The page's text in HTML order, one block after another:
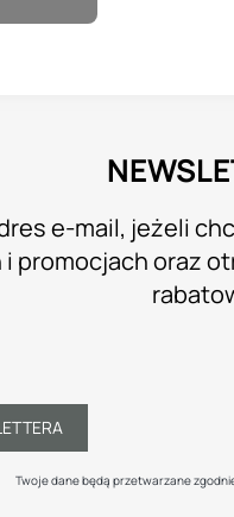
e-mail, jeżeli
promocjach oraz
Twoje dane będą przetwarzane